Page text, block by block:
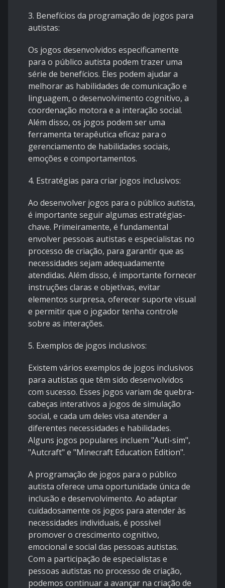
3. Benefícios da programação de jogos para
autistas:
Os jogos desenvolvidos especificamente
para o público autista podem trazer uma
série de benefícios. Eles podem ajudar a
melhorar as habilidades de comunicação e
linguagem, o desenvolvimento cognitivo, a
coordenação motora e a interação social.
Além disso, os jogos podem ser uma
ferramenta terapêutica eficaz para o
gerenciamento de habilidades sociais,
emoções e comportamentos.
4. Estratégias para criar jogos inclusivos:
Ao desenvolver jogos para o público autista,
é importante seguir algumas estratégias-
chave. Primeiramente, é fundamental
envolver pessoas autistas e especialistas no
processo de criação, para garantir que as
necessidades sejam adequadamente
atendidas. Além disso, é importante fornecer
instruções claras e objetivas, evitar
elementos surpresa, oferecer suporte visual
e permitir que o jogador tenha controle
sobre as interações.
5. Exemplos de jogos inclusivos:
Existem vários exemplos de jogos inclusivos
para autistas que têm sido desenvolvidos
com sucesso. Esses jogos variam de quebra-
cabeças interativos a jogos de simulação
social, e cada um deles visa atender a
diferentes necessidades e habilidades.
Alguns jogos populares incluem "Auti-sim",
"Autcraft" e "Minecraft Education Edition".
A programação de jogos para o público
autista oferece uma oportunidade única de
inclusão e desenvolvimento. Ao adaptar
cuidadosamente os jogos para atender às
necessidades individuais, é possível
promover o crescimento cognitivo,
emocional e social das pessoas autistas.
Com a participação de especialistas e
pessoas autistas no processo de criação,
podemos continuar a avançar na criação de